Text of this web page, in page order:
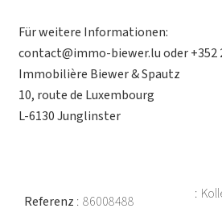
Für weitere Informationen:
contact@immo-biewer.lu oder +352
Immobilière Biewer & Spautz
10, route de Luxembourg
L-6130 Junglinster
Referenz 86008488